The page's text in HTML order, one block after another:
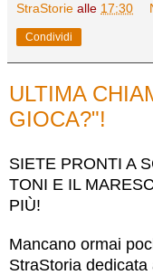
StraStorie alle 17:30
Condividi
ULTIMA
GIOCA?"!
SIETE PRONTI A
TONI E IL
PIÙ!
Mancano ormai
StraStoria